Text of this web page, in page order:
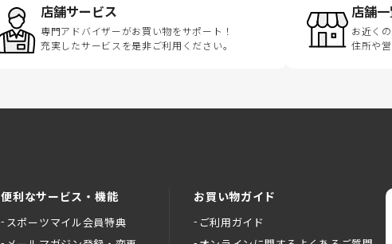
店舗サービス
専門アドバイザーがお買い物をサポート！
充実したサービスを是非ご利用ください。
店舗
お近く
住所や
便利なサービス・機能
スポーツマイル会員特典
お買い物ガイド
ご利用ガイド